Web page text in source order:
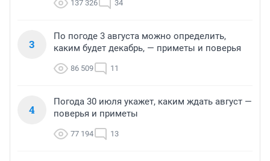
137 326 34
3
По погоде 3 августа можно определить,
каким будет декабрь, — приметы и поверья
86 509 11
4
Погода 30 июля укажет, каким ждать август —
поверья и приметы
77 194 13